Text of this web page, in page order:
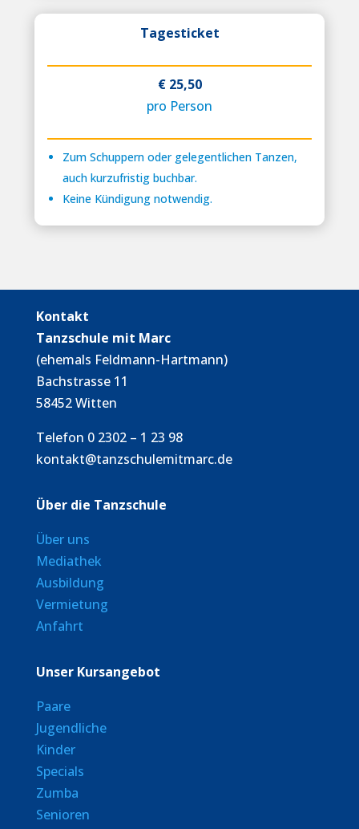
Tagesticket
€ 25,50
pro Person
Zum Schuppern oder gelegentlichen Tanzen,
auch kurzufristig buchbar.
Keine Kündigung notwendig.
Kontakt
Tanzschule mit Marc
(ehemals Feldmann-Hartmann)
Bachstrasse 11
58452 Witten
Telefon 0 2302 – 1 23 98
kontakt@tanzschulemitmarc.de
Über die Tanzschule
Über uns
Mediathek
Ausbildung
Vermietung
Anfahrt
Unser Kursangebot
Paare
Jugendliche
Kinder
Specials
Zumba
Senioren